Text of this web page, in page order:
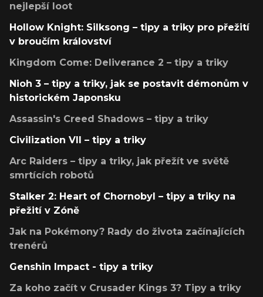
nejlepší loot
Hollow Knight: Silksong – tipy a triky pro přežití
v broučím království
Kingdom Come: Deliverance 2 – tipy a triky
Nioh 3 – tipy a triky, jak se postavit démonům v
historickém Japonsku
Assassin's Creed Shadows – tipy a triky
Civilization VII – tipy a triky
Arc Raiders – tipy a triky, jak přežít ve světě
smrtících robotů
Stalker 2: Heart of Chornobyl – tipy a triky na
přežití v Zóně
Jak na Pokémony? Rady do života začínajících
trenérů
Genshin Impact - tipy a triky
Za koho začít v Crusader Kings 3? Tipy a triky